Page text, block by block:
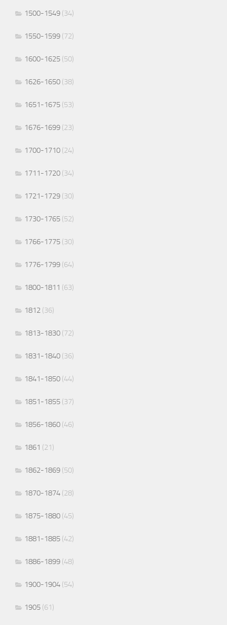
1500-1549 (34)
1550-1599 (72)
1600-1625 (50)
1626-1650 (38)
1651-1675 (53)
1676-1699 (23)
1700-1710 (24)
1711-1720 (34)
1721-1729 (30)
1730-1765 (52)
1766-1775 (30)
1776-1799 (64)
1800-1811 (63)
1812 (36)
1813-1830 (72)
1831-1840 (36)
1841-1850 (44)
1851-1855 (37)
1856-1860 (46)
1861 (21)
1862-1869 (50)
1870-1874 (28)
1875-1880 (45)
1881-1885 (42)
1886-1899 (48)
1900-1904 (54)
1905 (61)